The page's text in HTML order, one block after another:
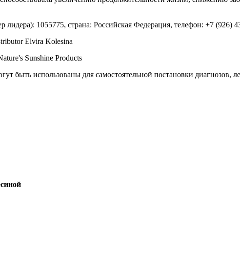
1055775, страна: Российская Федерация, телефон: +7 (926)
Elvira Kolesina
Sunshine Products
быть использованы для самостоятельной постановки диагнозов,